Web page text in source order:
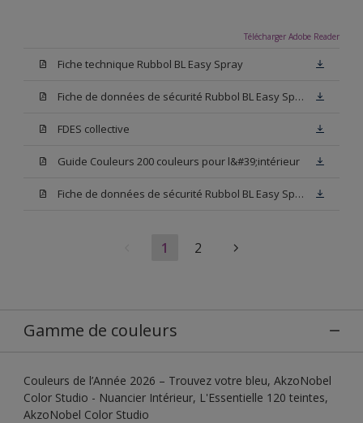
Télécharger Adobe Reader
Fiche technique Rubbol BL Easy Spray
Fiche de données de sécurité Rubbol BL Easy Spray Base W05
FDES collective
Guide Couleurs 200 couleurs pour l&#39;intérieur
Fiche de données de sécurité Rubbol BL Easy Spray Blanc
1 2
Gamme de couleurs
Couleurs de l’Année 2026 – Trouvez votre bleu, AkzoNobel
Color Studio - Nuancier Intérieur, L'Essentielle 120 teintes,
AkzoNobel Color Studio